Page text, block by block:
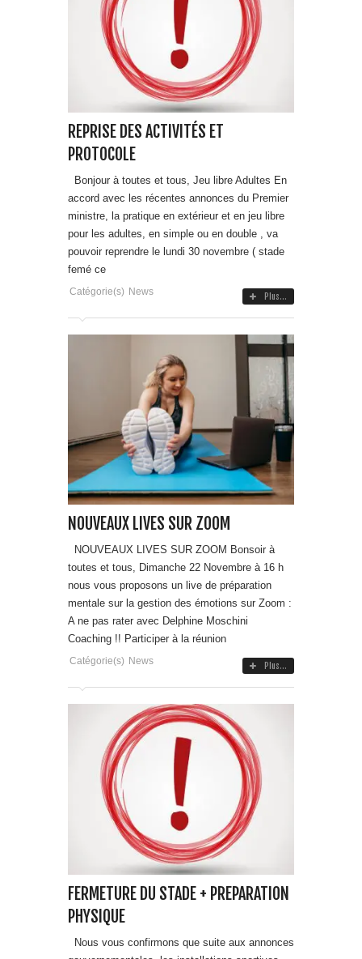
REPRISE DES ACTIVITÉS ET
PROTOCOLE
Bonjour à toutes et tous, Jeu libre Adultes En
accord avec les récentes annonces du Premier
ministre, la pratique en extérieur et en jeu libre
pour les adultes, en simple ou en double , va
pouvoir reprendre le lundi 30 novembre ( stade
femé ce
Catégorie(s) News Plus...
NOUVEAUX LIVES SUR ZOOM
NOUVEAUX LIVES SUR ZOOM Bonsoir à
toutes et tous, Dimanche 22 Novembre à 16 h
nous vous proposons un live de préparation
mentale sur la gestion des émotions sur Zoom :
A ne pas rater avec Delphine Moschini
Coaching !! Participer à la réunion
Catégorie(s) News Plus...
FERMETURE DU STADE + PREPARATION
PHYSIQUE
Nous vous confirmons que suite aux annonces